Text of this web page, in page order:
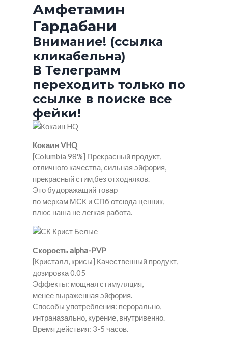
Амфетамин
Гардабани
Внимание! (ссылка
кликабельна)
В Телеграмм
переходить только по
ссылке в поиске все
фейки!
Кокаин VHQ
[Columbia 98%] Прекрасный продукт,
отличного качества, сильная эйфория,
прекрасный стим,без отходняков.
Это будоражащий товар
по меркам МСК и СПб отсюда ценник,
плюс наша не легкая работа.
Скорость alpha-PVP
[Кристалл, крисы] Качественный продукт,
дозировка 0.05
Эффекты: мощная стимуляция,
менее выраженная эйфория.
Способы употребления: перорально,
интраназально, курение, внутривенно.
Время действия: 3-5 часов.